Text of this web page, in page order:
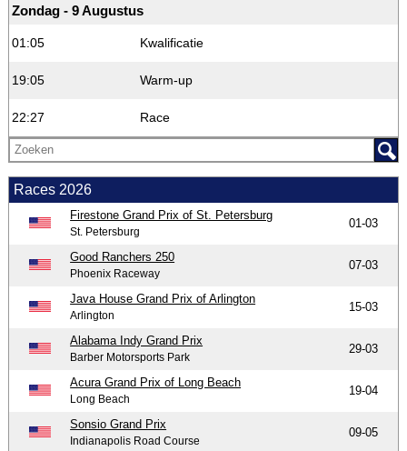
Zondag - 9 Augustus
01:05 Kwalificatie
19:05 Warm-up
22:27 Race
Races 2026
Firestone Grand Prix of St. Petersburg
St. Petersburg
01-03
Good Ranchers 250
Phoenix Raceway
07-03
Java House Grand Prix of Arlington
Arlington
15-03
Alabama Indy Grand Prix
Barber Motorsports Park
29-03
Acura Grand Prix of Long Beach
Long Beach
19-04
Sonsio Grand Prix
Indianapolis Road Course
09-05